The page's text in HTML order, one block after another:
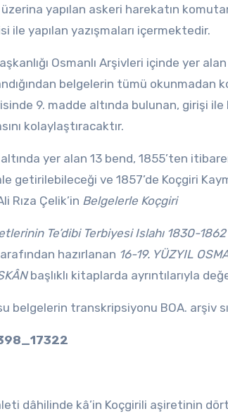
yapılan askeri harekatın
ile yapılan yazışmaları içermektedir.
Osmanlı Arşivleri içinde yer
belgelerin tümü okunmadan
9. madde altında bulunan, girişi
kolaylaştıracaktır.
yer alan 13 bend, 1855’ten
getirilebileceği ve 1857’de Koçgiri
Rıza Çelik’in Belgelerle Koçgiri
Te’dibi Terbiyesi Islahı 1830-
hazırlanan 16-19. YÜZYIL
başlıklı kitaplarda ayrıntılarıyla
belgelerin transkripsiyonu BOA. arşiv
dâhilinde kâ’in Koçgirili aşiretinin